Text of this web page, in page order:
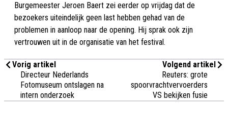
Burgemeester Jeroen Baert zei eerder op vrijdag dat de
bezoekers uiteindelijk geen last hebben gehad van de
problemen in aanloop naar de opening. Hij sprak ook zijn
vertrouwen uit in de organisatie van het festival.
Vorig artikel
Directeur Nederlands
Fotomuseum ontslagen na
intern onderzoek
Volgend artikel
Reuters: grote
spoorvrachtvervoerders
VS bekijken fusie